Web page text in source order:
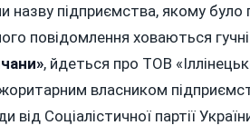
назву підприємства, якому
повідомлення ховаються
, йдеться про ТОВ
власником
від Соціалістичної партії